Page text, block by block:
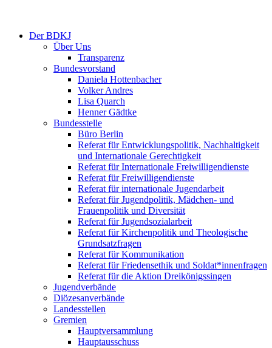
Der BDKJ
Über Uns
Transparenz
Bundesvorstand
Daniela Hottenbacher
Volker Andres
Lisa Quarch
Henner Gädtke
Bundesstelle
Büro Berlin
Referat für Entwicklungspolitik, Nachhaltigkeit
und Internationale Gerechtigkeit
Referat für Internationale Freiwilligendienste
Referat für Freiwilligendienste
Referat für internationale Jugendarbeit
Referat für Jugendpolitik, Mädchen- und
Frauenpolitik und Diversität
Referat für Jugendsozialarbeit
Referat für Kirchenpolitik und Theologische
Grundsatzfragen
Referat für Kommunikation
Referat für Friedensethik und Soldat*innenfragen
Referat für die Aktion Dreikönigssingen
Jugendverbände
Diözesanverbände
Landesstellen
Gremien
Hauptversammlung
Hauptausschuss